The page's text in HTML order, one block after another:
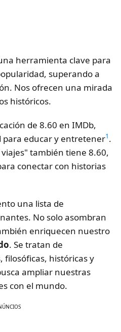
herramienta clave para
superando a
Nos ofrecen una mirada
históricos.
de 8.60 en IMDb,
para educar y entretener1.
viajes" también tiene 8.60,
conectar con historias
una lista de
No solo asombran
enriquecen nuestro
. Se tratan de
filosóficas, históricas y
ampliar nuestras
con el mundo.